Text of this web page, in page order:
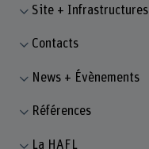
Site + Infrastructures
Contacts
News + Évènements
Références
La HAFL